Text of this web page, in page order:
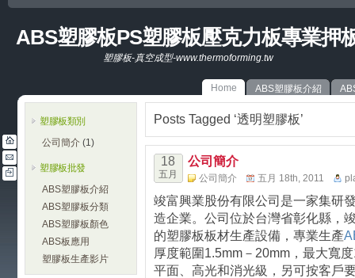
ABS塑膠板PS塑膠板壓克力板專業押
塑膠板-真空成型-www.thermoforming.tw
Home ABS塑膠板介紹
塑膠板類別
公司簡介 (1)
塑膠板批發
ABS塑膠板介紹
ABS塑膠板分類
ABS塑膠板顏色
ABS板應用
塑膠板生產影片
Posts Tagged ‘透明塑膠板’
18
五月
公司簡介
公司簡介 五月 18th, 2011
竣富興業股份有限公司是一家集研
造企業。公司位於台灣省彰化縣，
的塑膠板板材生產設備，專業生產
厚度範圍1.5mm－20mm，最大寬
平面、高光和消光級，另可按客戶